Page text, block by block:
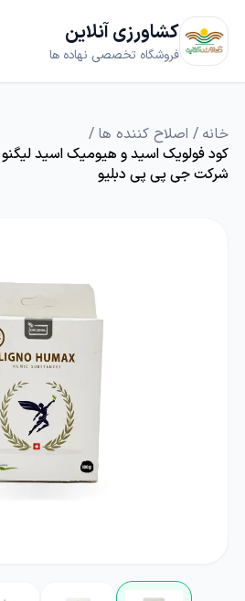
کشاورزی آنلاین
فروشگاه تخصصی نهاده ها
خانه / اصلاح کننده ها /
شرکت جی پی پی دبلیو